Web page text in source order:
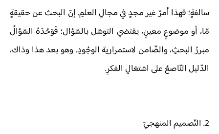
سالفةٍ؛ فهذا أمرٌ غير مجدٍ في مجالِ العلمِ. إنّ البحث عن حقيقةٍ
مّا، أو موضوعٍ معينٍ، يقتضي التوسّل بالسّؤال؛ فَوَحْدَهُ السّؤالُ
مبررُ البحثِ، والضّامن لاستمرارية الوجُودِ. وهو بعد هذا وذاك،
الدّليل النّاصعُ على اشتغالِ الفكرِ.
2. التّصميم المنهجيّ